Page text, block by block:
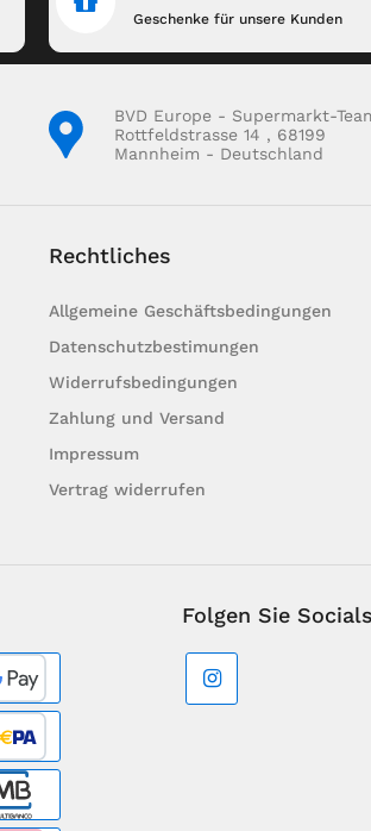
Geschenke für unsere Kunden
BVD Europe - Supermarkt-
Rottfeldstrasse 14 , 68199
Mannheim - Deutschland
Rechtliches
Allgemeine Geschäftsbedingungen
Datenschutzbestimungen
Widerrufsbedingungen
Zahlung und Versand
Impressum
Vertrag widerrufen
Folgen Sie Socials